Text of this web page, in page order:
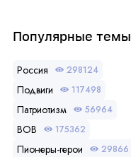
Популярные темы
Россия 298124
Подвиги 117498
Патриотизм 56964
ВОВ 175362
Пионеры-герои 29866